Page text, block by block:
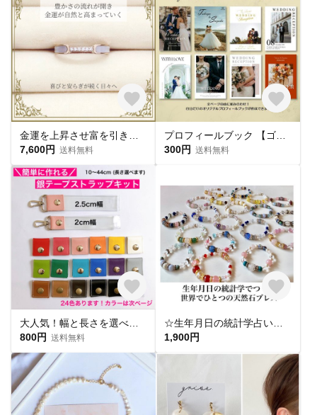
7,600円 送料無料
300円 送料無料
800円 送料無料
1,900円